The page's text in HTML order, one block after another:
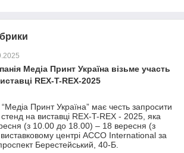
Медіа Принт Україна візьме участь
REX-T-REX-2025
“Медіа Принт Україна” має честь запросити
на виставці REX-T-REX - 2025, яка
(з 10.00 до 18.00) – 18 вересня (з
центрі ACCO International за
Берестейський, 40-Б.